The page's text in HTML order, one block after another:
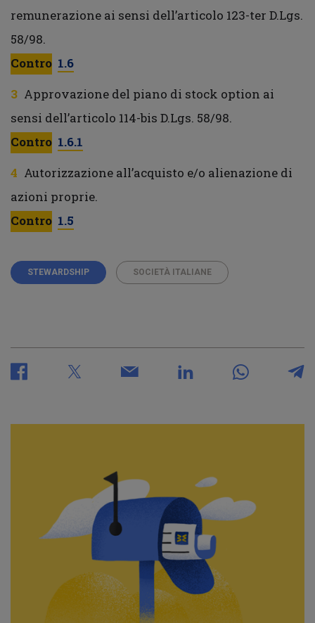
remunerazione ai sensi dell’articolo 123-ter D.Lgs.
58/98.
Contro 1.6
Approvazione del piano di stock option ai
sensi dell’articolo 114-bis D.Lgs. 58/98.
Contro 1.6.1
Autorizzazione all’acquisto e/o alienazione di
azioni proprie.
Contro 1.5
STEWARDSHIP SOCIETÀ ITALIANE